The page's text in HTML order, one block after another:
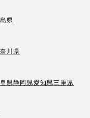
県
川県
県静岡県愛知県三重県